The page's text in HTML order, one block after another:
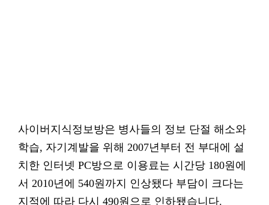
사이버지식정보방은 병사들의 정보 단절 해소와
학습, 자기계발을 위해 2007년부터 전 부대에 설
치한 인터넷 PC방으로 이용료는 시간당 180원에
서 2010년에 540원까지 인상됐다 부담이 크다는
지적에 따라 다시 490원으로 인하됐습니다.